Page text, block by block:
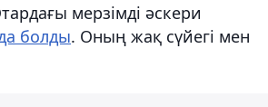
мерзімді әскери
болды. Оның жақ сүйегі мен